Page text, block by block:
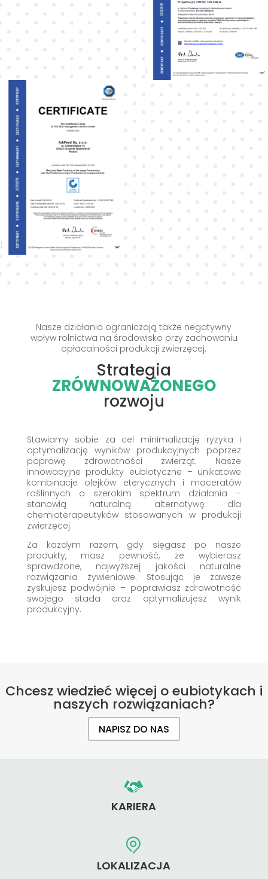
Nasze działania ograniczają także negatywny
wpływ rolnictwa na środowisko przy zachowaniu
opłacalności produkcji zwierzęcej.
Strategia
ZRÓWNOWAŻONEGO
rozwoju
Stawiamy sobie za cel minimalizację ryzyka i
optymalizację wyników produkcyjnych poprzez
poprawę zdrowotności zwierząt. Nasze
innowacyjne produkty eubiotyczne – unikatowe
kombinacje olejków eterycznych i maceratów
roślinnych o szerokim spektrum działania –
stanowią naturalną alternatywę dla
chemioterapeutyków stosowanych w produkcji
zwierzęcej.
Za każdym razem, gdy sięgasz po nasze
produkty, masz pewność, że wybierasz
sprawdzone, najwyższej jakości naturalne
rozwiązania żywieniowe. Stosując je zawsze
zyskujesz podwójnie – poprawiasz zdrowotność
swojego stada oraz optymalizujesz wynik
produkcyjny.
Chcesz wiedzieć więcej o eubiotykach i
naszych rozwiązaniach?
NAPISZ DO NAS
KARIERA
LOKALIZACJA